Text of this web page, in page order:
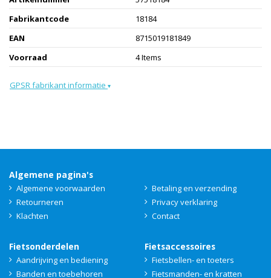
Fabrikantcode
18184
EAN
8715019181849
Voorraad
4 Items
GPSR fabrikant informatie ▾
Algemene pagina's
Algemene voorwaarden
Betaling en verzending
Retourneren
Privacy verklaring
Klachten
Contact
Fietsonderdelen
Aandrijving en bediening
Banden en toebehoren
Fietsaccessoires
Fietsbellen- en toeters
Fietsmanden- en kratten